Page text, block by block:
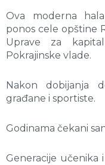
Ova moderna
ponos cele opštine
Uprave za
Pokrajinske vlade.
Nakon dobijanja
građane i sportiste.
Godinama čekani
Generacije učenika